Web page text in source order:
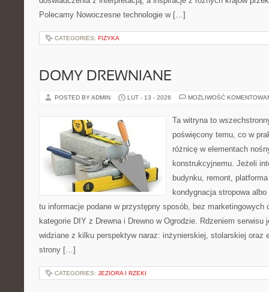
Polecamy Nowoczesne technologie w […]
CATEGORIES: FIZYKA
DOMY DREWNIANE
POSTED BY ADMIN LUT - 13 - 2026 MOŻLIWOŚĆ
Ta witryna to
poświęcony temu, co w
różnicę w elementach
konstrukcyjnemu. Jeżeli
budynku, remont,
kondygnacja stropowa
tu informacje podane w przystępny sposób, bez marketingowych
kategorie DIY z Drewna i Drewno w Ogrodzie. Rdzeniem serwisu
widziane z kilku perspektyw naraz: inżynierskiej, stolarskiej oraz
strony […]
CATEGORIES: JEZIORA I RZEKI